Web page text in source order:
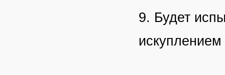
9. Будет
искуплением